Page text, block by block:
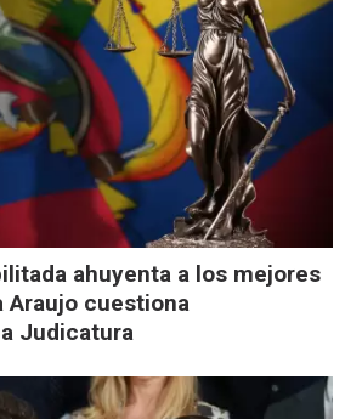
ahuyenta a los mejores
Araujo cuestiona
Judicatura